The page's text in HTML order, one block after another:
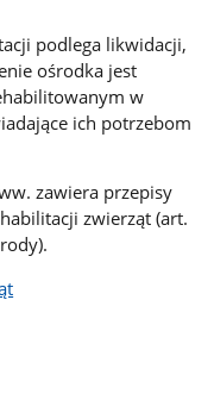
podlega likwidacji,
ośrodka jest
w
ich potrzebom
zawiera przepisy
zwierząt (art.